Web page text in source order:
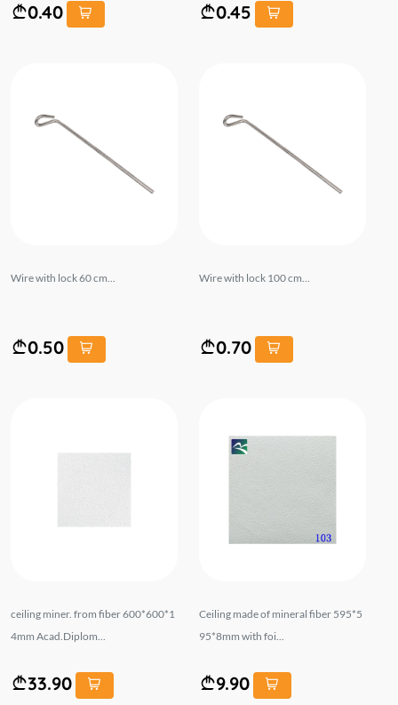
0.40 0.45
Wire with lock 60 cm...
0.50
Wire with lock 100 cm...
0.70
ceiling miner. from fiber 600*600*1
4mm Acad.Diplom...
33.90
Ceiling made of mineral fiber 595*5
95*8mm with foi...
9.90